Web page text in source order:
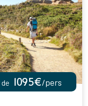
1095€/pers